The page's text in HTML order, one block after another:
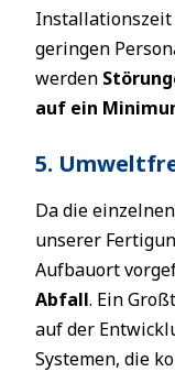
Installationszeit
geringen
werden
auf ein
5.
Da die
unserer
Aufbauort
Abfall. Ein
auf der
Systemen, die